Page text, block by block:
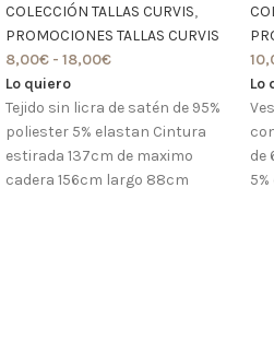
COLECCIÓN TALLAS CURVIS,
PROMOCIONES TALLAS CURVIS
8,00€ - 18,00€
Lo quiero
Tejido sin licra de satén de 95%
poliester 5% elastan Cintura
estirada 137cm de maximo
cadera 156cm largo 88cm
Lo
de